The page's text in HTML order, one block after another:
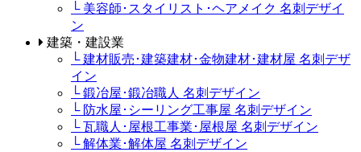
└ 美容師･スタイリスト･ヘアメイク 名刺デザイ
ン
建築・建設業
└ 建材販売･建築建材･金物建材･建材屋 名刺デザ
イン
└ 鍛冶屋･鍛冶職人 名刺デザイン
└ 防水屋･シーリング工事屋 名刺デザイン
└ 瓦職人･屋根工事業･屋根屋 名刺デザイン
└ 解体業･解体屋 名刺デザイン